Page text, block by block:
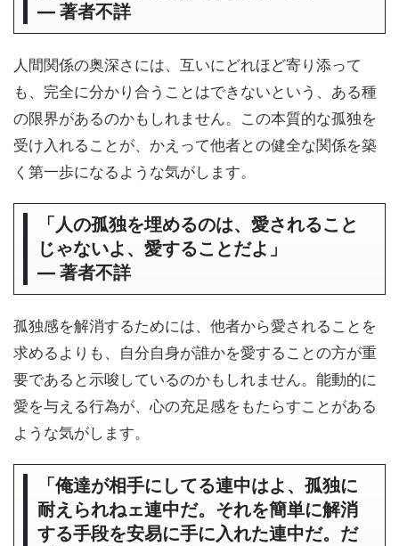
― 著者不詳
人間関係の奥深さには、互いにどれほど寄り添って
も、完全に分かり合うことはできないという、ある種
の限界があるのかもしれません。この本質的な孤独を
受け入れることが、かえって他者との健全な関係を築
く第一歩になるような気がします。
「人の孤独を埋めるのは、愛されること
じゃないよ、愛することだよ」
― 著者不詳
孤独感を解消するためには、他者から愛されることを
求めるよりも、自分自身が誰かを愛することの方が重
要であると示唆しているのかもしれません。能動的に
愛を与える行為が、心の充足感をもたらすことがある
ような気がします。
「俺達が相手にしてる連中はよ、孤独に
耐えられねェ連中だ。それを簡単に解消
する手段を安易に手に入れた連中だ。だ